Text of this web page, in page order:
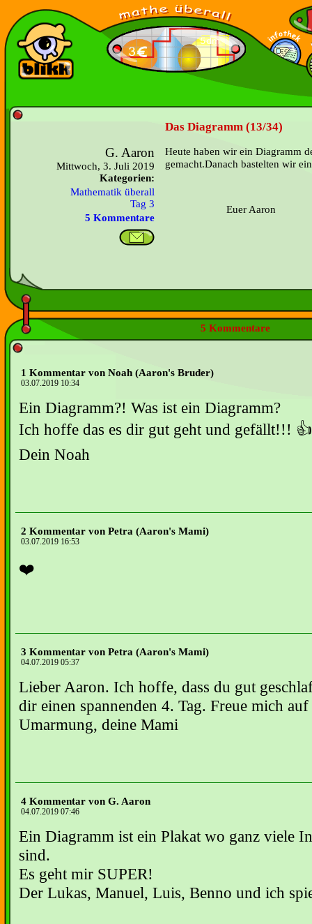
Das Diagramm (13/34)
G. Aaron
Mittwoch, 3. Juli 2019
Kategorien:
Mathematik überall
Tag 3
5 Kommentare
Heute haben wir ein Diagramm
gemacht.Danach bastelten wir
Euer Aaron
5 Kommentare
1 Kommentar von Noah (Aaron's Bruder)
03.07.2019 10:34
Ein Diagramm?! Was ist ein Diagramm?
Ich hoffe das es dir gut geht und gefällt!!! 👍
Dein Noah
2 Kommentar von Petra (Aaron's Mami)
03.07.2019 16:53
❤️
3 Kommentar von Petra (Aaron's Mami)
04.07.2019 05:37
Lieber Aaron. Ich hoffe, dass du gut
dir einen spannenden 4. Tag. Freue mich
Umarmung, deine Mami
4 Kommentar von G. Aaron
04.07.2019 07:46
Ein Diagramm ist ein Plakat wo ganz viele
sind.
Es geht mir SUPER!
Der Lukas, Manuel, Luis, Benno und ich